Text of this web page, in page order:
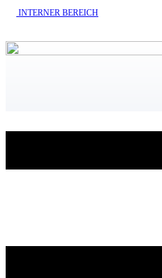
INTERNE​R BEREICH